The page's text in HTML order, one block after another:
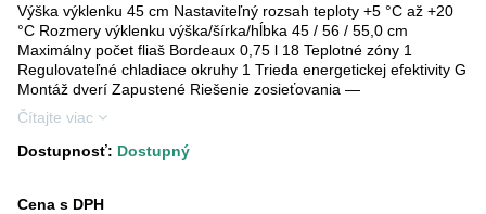
Výška výklenku 45 cm Nastaviteľný rozsah teploty +5 °C až +20
°C Rozmery výklenku výška/šírka/hĺbka 45 / 56 / 55,0 cm
Maximálny počet fliaš Bordeaux 0,75 l 18 Teplotné zóny 1
Regulovateľné chladiace okruhy 1 Trieda energetickej efektivity G
Montáž dverí Zapustené Riešenie zosieťovania —
Čítajte viac
Dostupnosť: Dostupný
Cena s DPH